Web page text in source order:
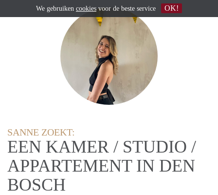
SANNE ZOEKT:
EEN KAMER / STUDIO /
APPARTEMENT IN DEN
BOSCH
We gebruiken cookiesvoor de beste service OK!